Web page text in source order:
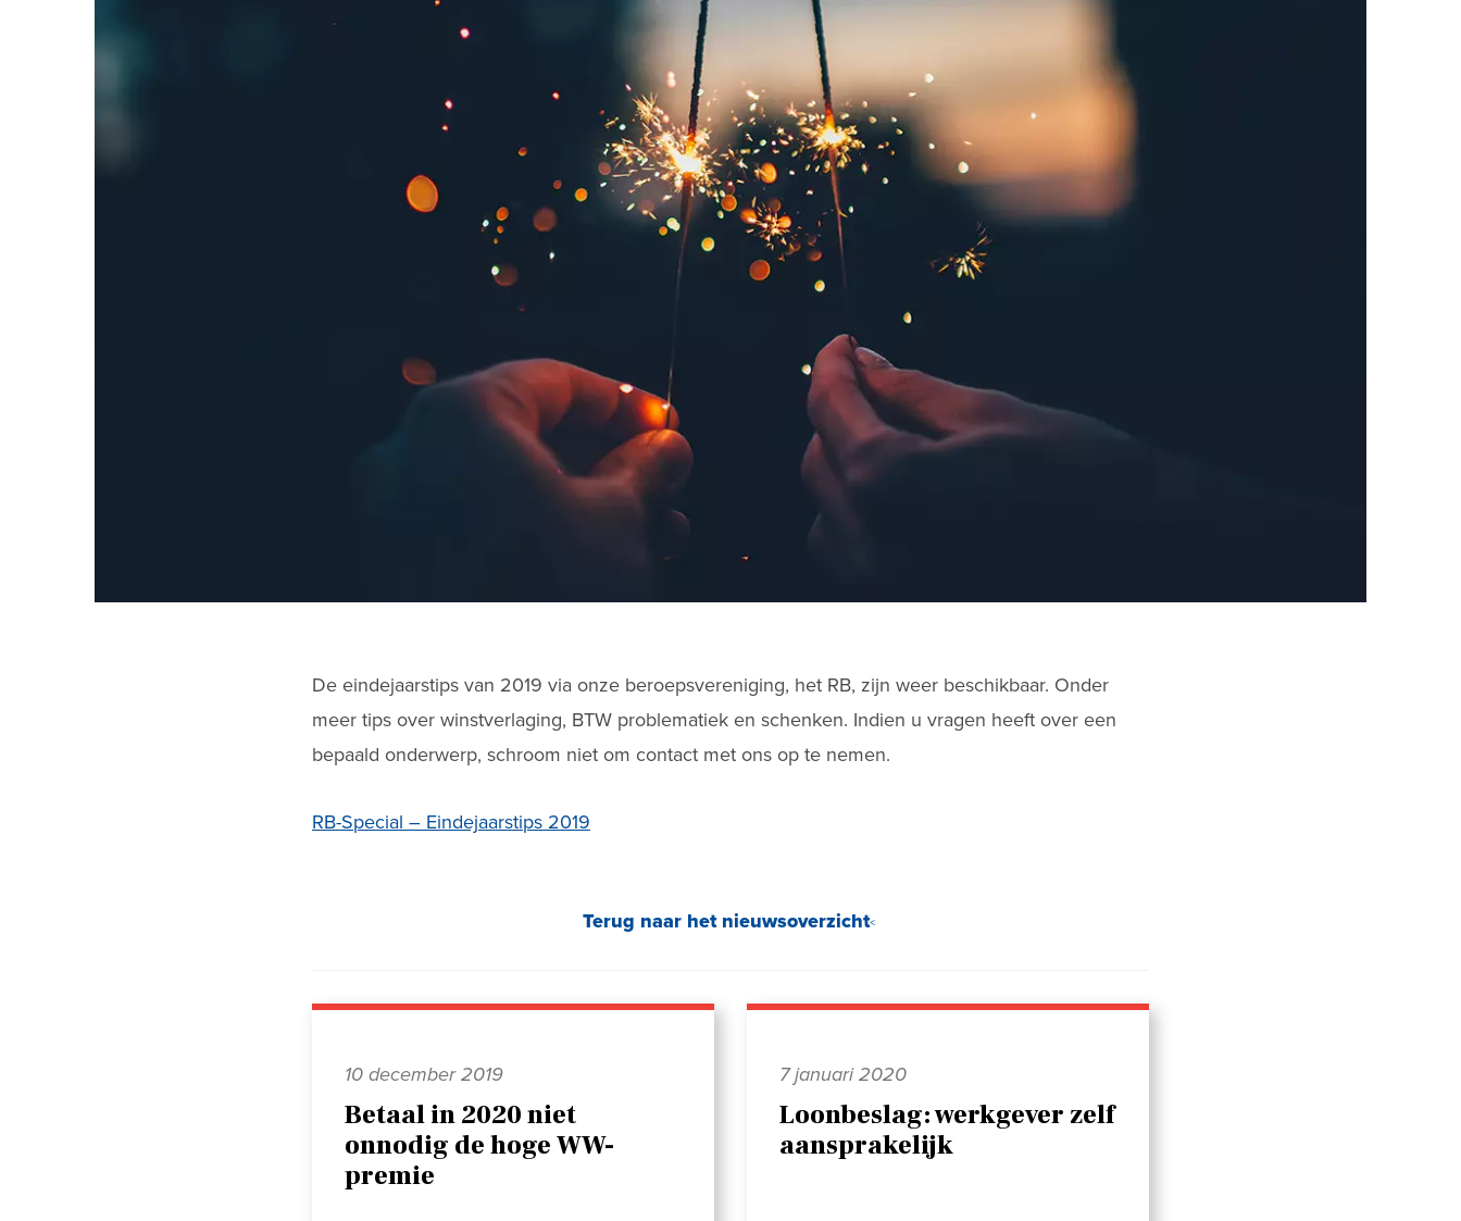
De eindejaarstips van 2019 via onze beroepsvereniging, het RB, zijn weer beschikbaar. Onder
meer tips over winstverlaging, BTW problematiek en schenken. Indien u vragen heeft over een
bepaald onderwerp, schroom niet om contact met ons op te nemen.
RB-Special – Eindejaarstips 2019
Terug naar het nieuwsoverzicht
10 december 2019
Betaal in 2020 niet
onnodig de hoge WW-
premie
7 januari 2020
Loonbeslag: werkgever zelf
aansprakelijk